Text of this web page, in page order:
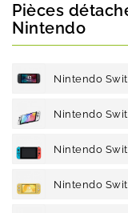
Pièces
Nintendo
Nintendo
Nintendo
Nintendo
Nintendo